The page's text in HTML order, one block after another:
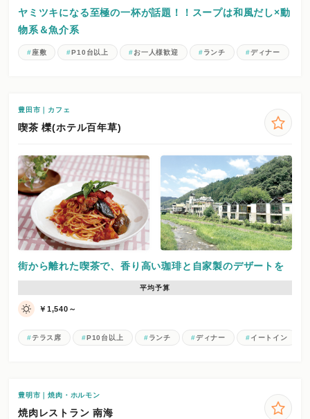
ヤミツキになる至極の一杯が話題！！スープは和風だし×動
物系＆魚介系
座敷 P10台以上 お一人様歓迎 ランチ ディナー
豊田市｜カフェ
喫茶 櫟(ホテル百年草)
街から離れた喫茶で、香り高い珈琲と自家製のデザートを
平均予算
￥1,540～
テラス席 P10台以上 ランチ ディナー イートイン
豊明市｜焼肉・ホルモン
焼肉レストラン 南海